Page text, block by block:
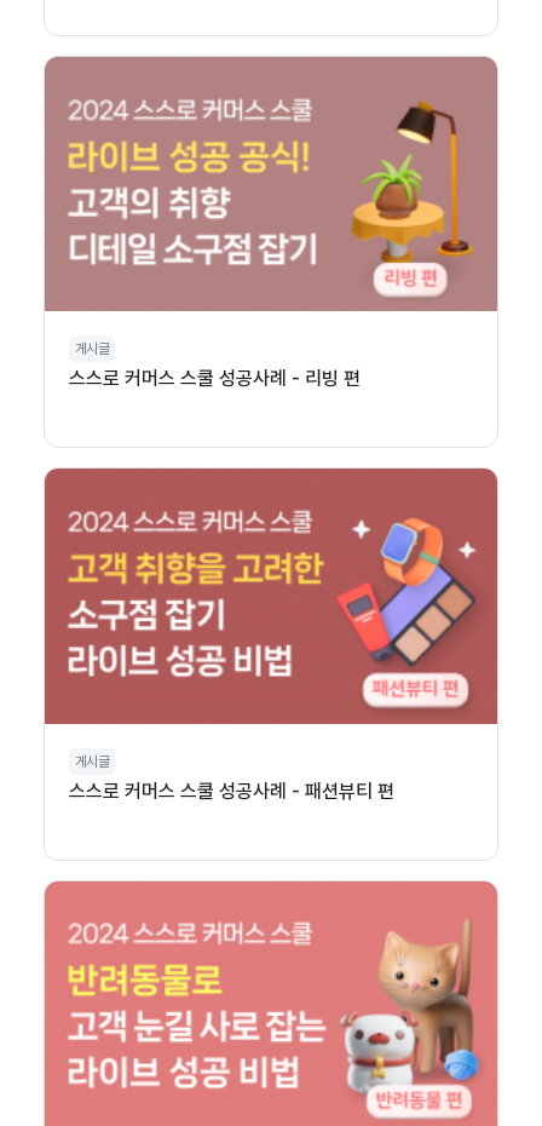
게시글
스스로 커머스 스쿨 성공사례 - 리빙 편
게시글
스스로 커머스 스쿨 성공사례 - 패션뷰티 편